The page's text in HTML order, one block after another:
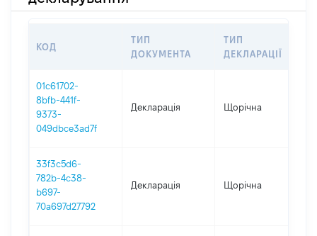
КОД
ТИП
ДОКУМЕНТА
ТИП
ДЕКЛАРАЦІЇ
01c61702-
8bfb-441f-
9373-
049dbce3ad7f
Декларація Щорічна
33f3c5d6-
782b-4c38-
b697-
70a697d27792
Декларація Щорічна